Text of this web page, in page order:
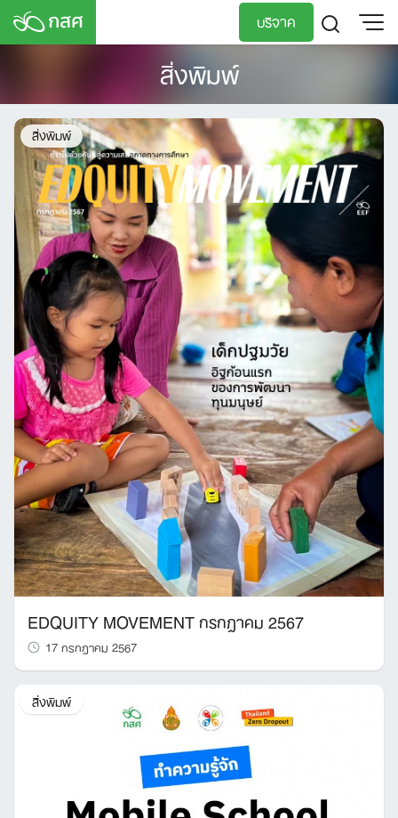
Skip
บริจาค
สิ่งพิมพ์
สิ่งพิมพ์
EDQUITY MOVEMENT กรกฎาคม 2567
17 กรกฎาคม 2567
สิ่งพิมพ์